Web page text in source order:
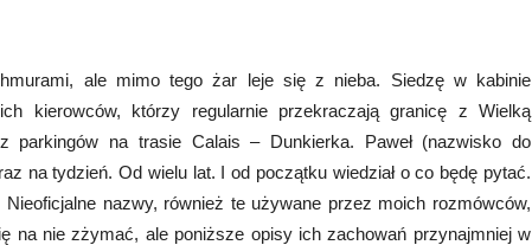
ale mimo tego żar leje się z nieba. Siedzę w kabinie
kierowców, którzy regularnie przekraczają granicę z Wielką
parkingów na trasie Calais – Dunkierka. Paweł (nazwisko do
na tydzień. Od wielu lat. I od początku wiedział o co będę pytać.
nazwy, również te używane przez moich rozmówców,
na nie zżymać, ale poniższe opisy ich zachowań przynajmniej w